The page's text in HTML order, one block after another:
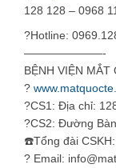
128 128 – 0968
?Hotline:
———————-
BỆNH VIỆN
?
?CS1: Địa chỉ:
?CS2: Đường
☎️Tổng đài
? Email: